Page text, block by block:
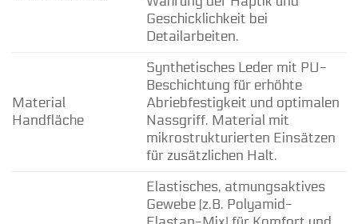
Geschicklichkeit bei
Detailarbeiten.
Material
Handfläche
Synthetisches Leder mit PU-
Beschichtung für erhöhte
Abriebfestigkeit und optimalen
Nassgriff. Material mit
mikrostrukturierten Einsätzen
für zusätzlichen Halt.
Elastisches, atmungsaktives
Gewebe (z.B. Polyamid-